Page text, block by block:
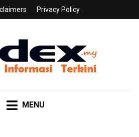
Privacy Policy
MENU